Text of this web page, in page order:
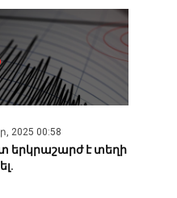
2025 00:58
երկրաշարժ է տեղի